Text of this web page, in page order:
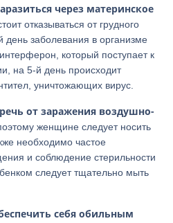
через материнское
отказываться от грудного
день заболевания в организме
который поступает к
на 5-й день происходит
уничтожающих вирус.
от заражения воздушно-
поэтому женщине следует носить
необходимо частое
и соблюдение стерильности
следует тщательно мыть
себя обильным